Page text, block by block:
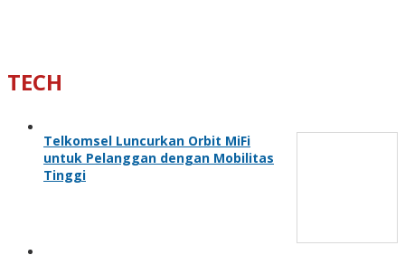
TECH
Telkomsel Luncurkan Orbit MiFi
untuk Pelanggan dengan Mobilitas
Tinggi